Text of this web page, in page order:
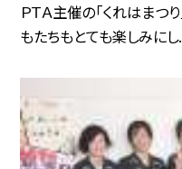
ＰＴＡ主催の「くれはまつ
もたちもとても楽しみにし